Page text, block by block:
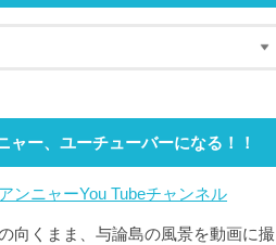
ャー、ユーチューバーになる！！
ンニャーYou Tubeチャンネル
向くまま、与論島の風景を動画に撮